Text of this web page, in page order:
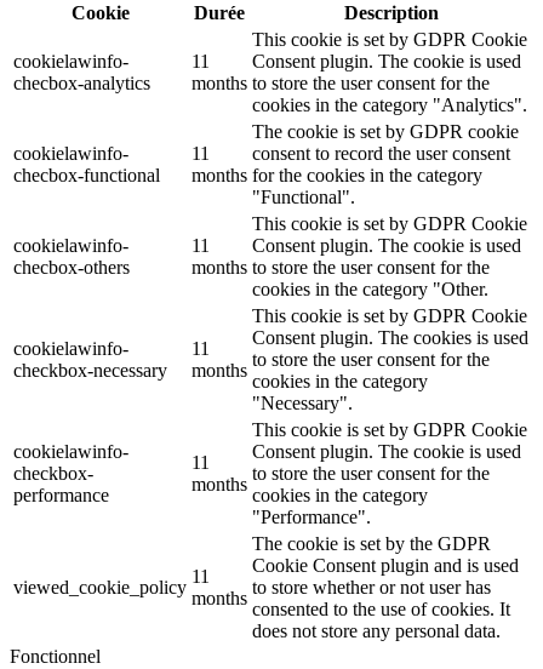
Cookie
Durée Description
cookielawinfo-
checbox-analytics
11
months
This cookie is set by GDPR Cookie
Consent plugin. The cookie is used
to store the user consent for the
cookies in the category "Analytics".
cookielawinfo-
checbox-functional
11
months
The cookie is set by GDPR cookie
consent to record the user consent
for the cookies in the category
"Functional".
cookielawinfo-
checbox-others
11
months
This cookie is set by GDPR Cookie
Consent plugin. The cookie is used
to store the user consent for the
cookies in the category "Other.
cookielawinfo-
checkbox-necessary
11
months
This cookie is set by GDPR Cookie
Consent plugin. The cookies is used
to store the user consent for the
cookies in the category
"Necessary".
cookielawinfo-
checkbox-
performance
11
months
This cookie is set by GDPR Cookie
Consent plugin. The cookie is used
to store the user consent for the
cookies in the category
"Performance".
viewed_cookie_policy
11
months
The cookie is set by the GDPR
Cookie Consent plugin and is used
to store whether or not user has
consented to the use of cookies. It
does not store any personal data.
Fonctionnel